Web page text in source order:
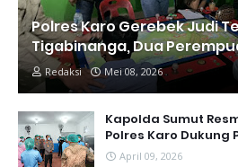
Polres Karo Gerebek Judi
Tigabinanga, Dua
Redaksi Mei 08, 2026
Kapolda Sumut
Polres Karo Dukung
April 09, 2026